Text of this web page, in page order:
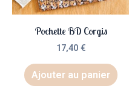
Pochette BD Corgis
17,40 €
Ajouter au panier